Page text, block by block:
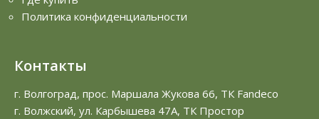
Политика конфиденциальности
Контакты
г. Волгоград, прос. Маршала Жукова 66, ТК Fandeco
г. Волжский, ул. Карбышева 47А, ТК Простор